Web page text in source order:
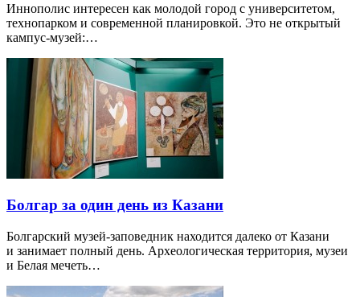
Иннополис интересен как молодой город с университетом,
технопарком и современной планировкой. Это не открытый
кампус-музей:…
Болгар за один день из Казани
Болгарский музей-заповедник находится далеко от Казани
и занимает полный день. Археологическая территория, музеи
и Белая мечеть…